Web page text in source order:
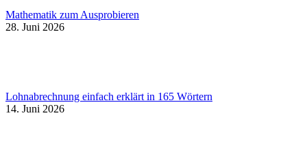
Mathematik zum Ausprobieren
28. Juni 2026
Lohnabrechnung einfach erklärt in 165 Wörtern
14. Juni 2026